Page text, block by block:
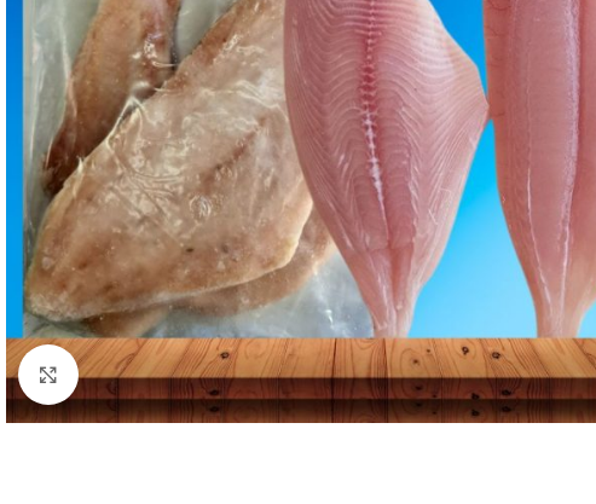
Clic para ampliar